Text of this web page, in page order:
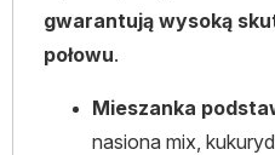
gwarantują wysoką
połowu.
Mieszanka
nasiona mix,